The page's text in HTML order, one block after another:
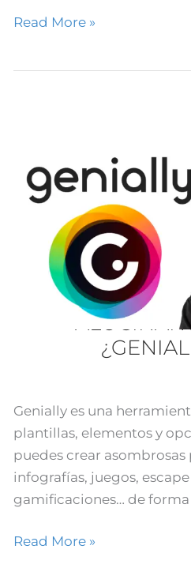
Read More »
Genially es una
plantillas, elementos y
puedes crear asombrosas
infografías, juegos,
gamificaciones… de
Presentaciones
ALUCINANTES
¿GENIALLY?
Read More »